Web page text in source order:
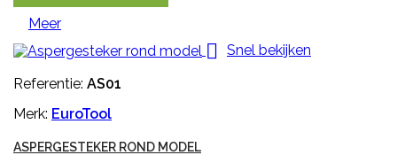
Meer
 Snel bekijken
Referentie: AS01
Merk: EuroTool
ASPERGESTEKER ROND MODEL